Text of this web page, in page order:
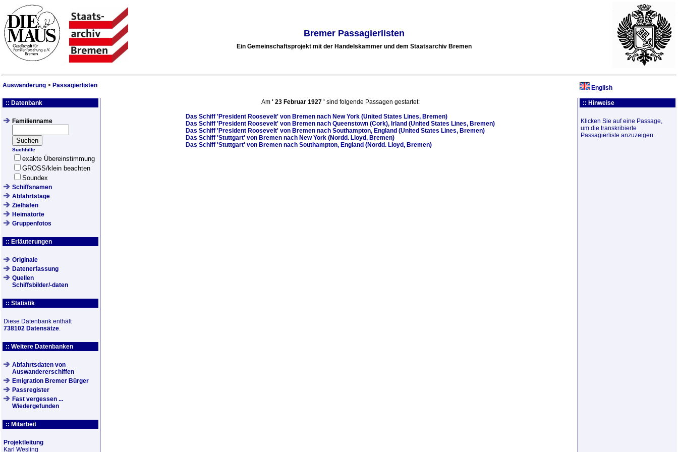
Bremer Passagierlisten
Ein Gemeinschaftsprojekt mit der Handelskammer und dem Staatsarchiv Bremen
Auswanderung > Passagierlisten English
:: Datenbank
Familienname
Suchhilfe
exakte Übereinstimmung
GROSS/klein beachten
Soundex
Schiffsnamen
Abfahrtstage
Zielhäfen
Heimatorte
Gruppenfotos
:: Erläuterungen
Originale
Datenerfassung
Quellen
Schiffsbilder/-daten
:: Statistik
Diese Datenbank enthält
738102 Datensätze.
:: Weitere Datenbanken
Abfahrtsdaten von
Auswandererschiffen
Emigration Bremer Bürger
Passregister
Fast vergessen ...
Wiedergefunden
:: Mitarbeit
Projektleitung
Karl Wesling
Am ' 23 Februar 1927'sind folgende Passagen gestartet:
Das Schiff 'President Roosevelt' von Bremen nach New York (United States Lines, Bremen)
Das Schiff 'President Roosevelt' von Bremen nach Queenstown (Cork), Irland (United States Lines, Bremen)
Das Schiff 'President Roosevelt' von Bremen nach Southampton, England (United States Lines, Bremen)
Das Schiff 'Stuttgart' von Bremen nach New York (Nordd. Lloyd, Bremen)
Das Schiff 'Stuttgart' von Bremen nach Southampton, England (Nordd. Lloyd, Bremen)
:: Hinweise
Klicken Sie auf eine Passage,
um die transkribierte
Passagierliste anzuzeigen.